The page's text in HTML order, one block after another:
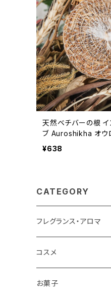
天然ベチバーの根 イ
ブ Auroshikha オ
¥638
CATEGORY
フレグランス・アロマ
コスメ
お菓子